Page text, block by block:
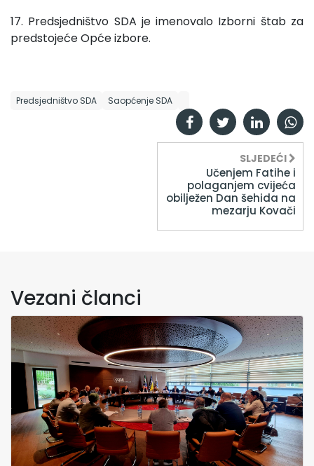
17. Predsjedništvo SDA je imenovalo Izborni štab za
predstojeće Opće izbore.
Predsjedništvo SDA Saopćenje SDA
SLJEDEĆI
Učenjem Fatihe i
polaganjem cvijeća
obilježen Dan šehida na
mezarju Kovači
Vezani članci